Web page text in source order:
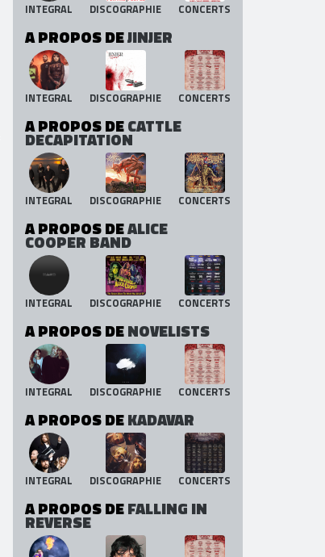
INTEGRAL DISCOGRAPHIE CONCERTS
A PROPOS DEJINJER
INTEGRAL DISCOGRAPHIE CONCERTS
A PROPOS DECATTLE
DECAPITATION
INTEGRAL DISCOGRAPHIE CONCERTS
A PROPOS DEALICE
COOPER BAND
INTEGRAL DISCOGRAPHIE CONCERTS
A PROPOS DENOVELISTS
INTEGRAL DISCOGRAPHIE CONCERTS
A PROPOS DEKADAVAR
INTEGRAL DISCOGRAPHIE CONCERTS
A PROPOS DEFALLING IN
REVERSE